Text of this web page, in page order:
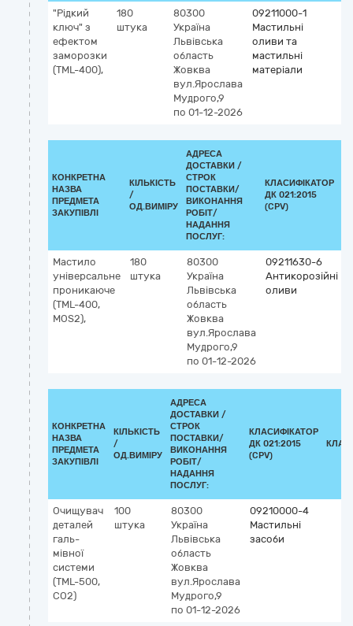
"Рідкий
ключ" з
ефектом
заморозки
(TML-400),
180
штука
80300
Україна
Львівська
область
Жовква
вул.Ярослава
Мудрого,9
по 01-12-2026
09211000-1
Мастильні
оливи та
мастильні
матеріали
КОНКРЕТНА
НАЗВА
ПРЕДМЕТА
ЗАКУПІВЛІ
КІЛЬКІСТЬ
/
ОД.ВИМІРУ
АДРЕСА
ДОСТАВКИ /
СТРОК
ПОСТАВКИ/
ВИКОНАННЯ
РОБІТ/
НАДАННЯ
ПОСЛУГ:
КЛАСИФІКАТОР
ДК 021:2015
(CPV)
Мастило
універсальне
проникаюче
(TML-400,
МOS2),
180
штука
80300
Україна
Львівська
область
Жовква
вул.Ярослава
Мудрого,9
по 01-12-2026
09211630-6
Антикорозійні
оливи
КОНКРЕТНА
НАЗВА
ПРЕДМЕТА
ЗАКУПІВЛІ
КІЛЬКІСТЬ
/
ОД.ВИМІРУ
АДРЕСА
ДОСТАВКИ /
СТРОК
ПОСТАВКИ/
ВИКОНАННЯ
РОБІТ/
НАДАННЯ
ПОСЛУГ:
КЛАСИФІКАТОР
ДК 021:2015
(CPV)
Очищувач
деталей
галь-
мівної
системи
(TML-500,
CO2)
100
штука
80300
Україна
Львівська
область
Жовква
вул.Ярослава
Мудрого,9
по 01-12-2026
09210000-4
Мастильні
засоби